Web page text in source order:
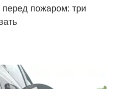
пожаром: три